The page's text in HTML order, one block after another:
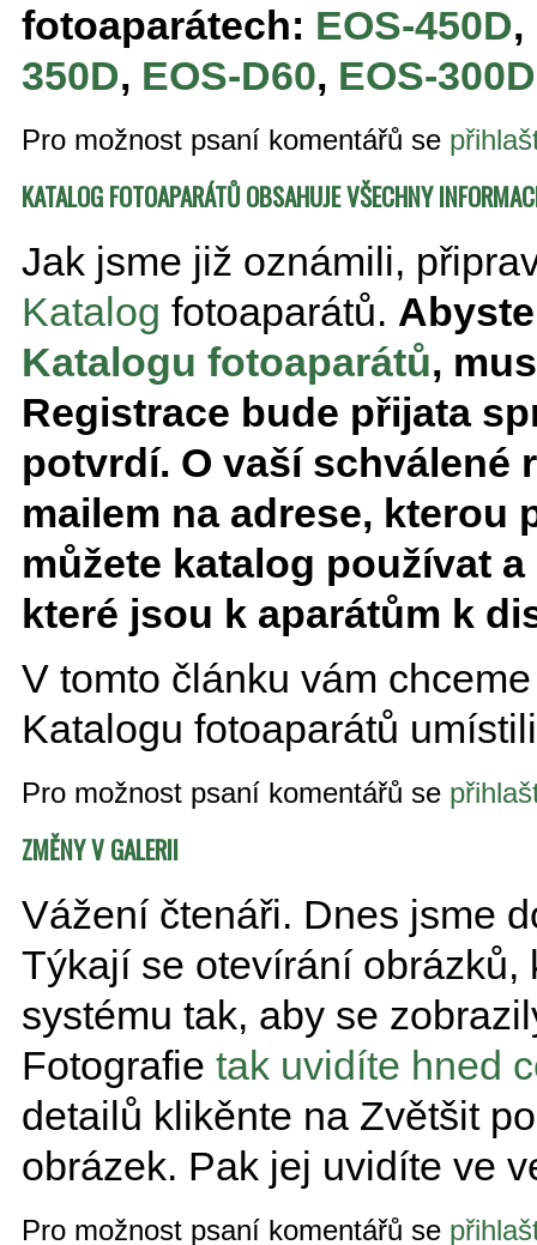
fotoaparátech: EOS-450D,
350D, EOS-D60, EOS-300D
Pro možnost psaní komentářů se
KATALOG FOTOAPARÁTŮ OBSAHUJE VŠECHNY
Jak jsme již oznámili,
Katalog fotoaparátů.
Katalogu fotoaparátů,
Registrace bude přijata
potvrdí. O vaší schválené
mailem na adrese, kterou
můžete katalog používat
které jsou k aparátům k
V tomto článku vám
Katalogu fotoaparátů
Pro možnost psaní komentářů se
ZMĚNY V GALERII
Vážení čtenáři. Dnes jsme
Týkají se otevírání
systému tak, aby se
Fotografie tak uvidíte hned
detailů klikěnte na Zvětšit
obrázek. Pak jej uvidíte ve
Pro možnost psaní komentářů se